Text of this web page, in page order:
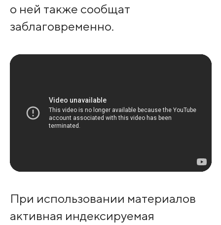
о ней также сообщат
заблаговременно.
При использовании материалов
активная индексируемая